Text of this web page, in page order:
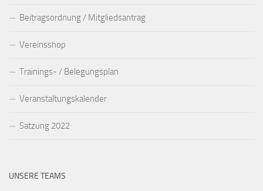
Beitragsordnung / Mitgliedsantrag
Vereinsshop
Trainings- / Belegungsplan
Veranstaltungskalender
Satzung 2022
UNSERE TEAMS